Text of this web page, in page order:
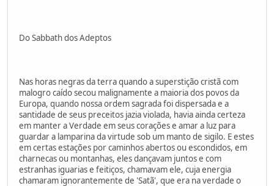
Do Sabbath dos Adeptos
Nas horas negras da terra quando a superstição cristã com
malogro caído secou malignamente a maioria dos povos da
Europa, quando nossa ordem sagrada foi dispersada e a
santidade de seus preceitos jazia violada, havia ainda certeza
em manter a Verdade em seus corações e amar a luz para
guardar a lamparina da virtude sob um manto de sigilo. E estes
em certas estações por caminhos abertos ou escondidos, em
charnecas ou montanhas, eles dançavam juntos e com
estranhas iguarias e feitiços, chamavam ele, cuja energia
chamaram ignorantemente de 'Satã', que era na verdade o